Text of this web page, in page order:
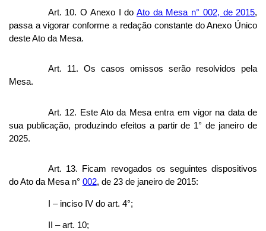
Art. 10. O Anexo I do Ato da Mesa n° 002, de 2015,
passa a vigorar conforme a redação constante do Anexo Único
deste Ato da Mesa.
Art. 11. Os casos omissos serão resolvidos pela
Mesa.
Art. 12. Este Ato da Mesa entra em vigor na data de
sua publicação, produzindo efeitos a partir de 1° de janeiro de
2025.
Art. 13. Ficam revogados os seguintes dispositivos
do Ato da Mesa n° 002, de 23 de janeiro de 2015:
I – inciso IV do art. 4°;
II – art. 10;